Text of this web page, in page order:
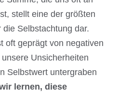
stellt eine der größten
Selbstachtung dar.
oft geprägt von negativen
Unsicherheiten
Selbstwert untergraben
lernen, diese